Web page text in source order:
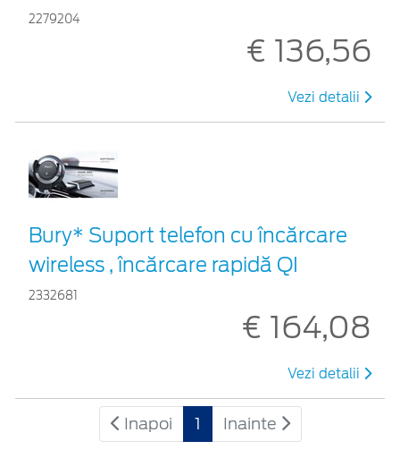
2279204
€ 136,56
Vezi detalii
Bury* Suport telefon cu încărcare
wireless , încărcare rapidă QI
2332681
€ 164,08
Vezi detalii
Inapoi 1 Inainte